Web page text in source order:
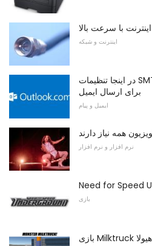
با سرعت بالا
اینترنت و شبکه
در اینجا تنظیمات SMTP Outlook.com شما باید
برای ارسال ایمیل
ایمیل و پیام
همه نیاز دارند
نرم افزار و نرم افزار
بازی